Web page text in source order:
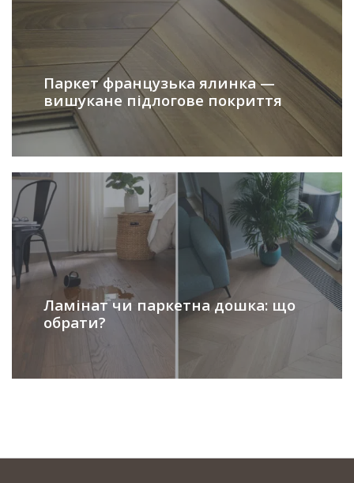
Паркет французька ялинка —
вишукане підлогове покриття
Ламінат чи паркетна дошка: що
обрати?